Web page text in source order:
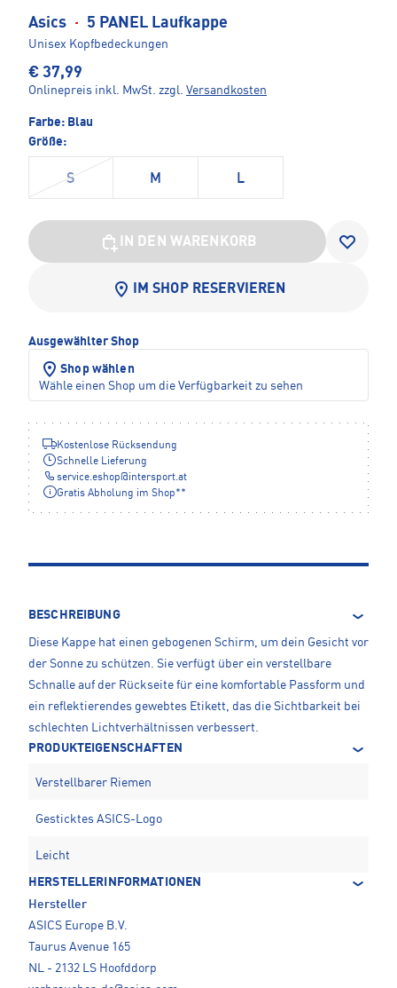
Asics · 5 PANEL Laufkappe
Unisex Kopfbedeckungen
€ 37,99
Onlinepreis inkl. MwSt. zzgl. Versandkosten
Farbe: Blau
Größe:
S M L
IN DEN WARENKORB
IM SHOP RESERVIEREN
Ausgewählter Shop
Shop wählen
Wähle einen Shop um die Verfügbarkeit zu sehen
Kostenlose Rücksendung
Schnelle Lieferung
service.eshop@intersport.at
Gratis Abholung im Shop**
BESCHREIBUNG
Diese Kappe hat einen gebogenen Schirm, um dein Gesicht vor
der Sonne zu schützen. Sie verfügt über ein verstellbare
Schnalle auf der Rückseite für eine komfortable Passform und
ein reflektierendes gewebtes Etikett, das die Sichtbarkeit bei
schlechten Lichtverhältnissen verbessert.
PRODUKTEIGENSCHAFTEN
Verstellbarer Riemen
Gesticktes ASICS-Logo
Leicht
HERSTELLERINFORMATIONEN
Hersteller
ASICS Europe B.V.
Taurus Avenue 165
NL - 2132 LS Hoofddorp